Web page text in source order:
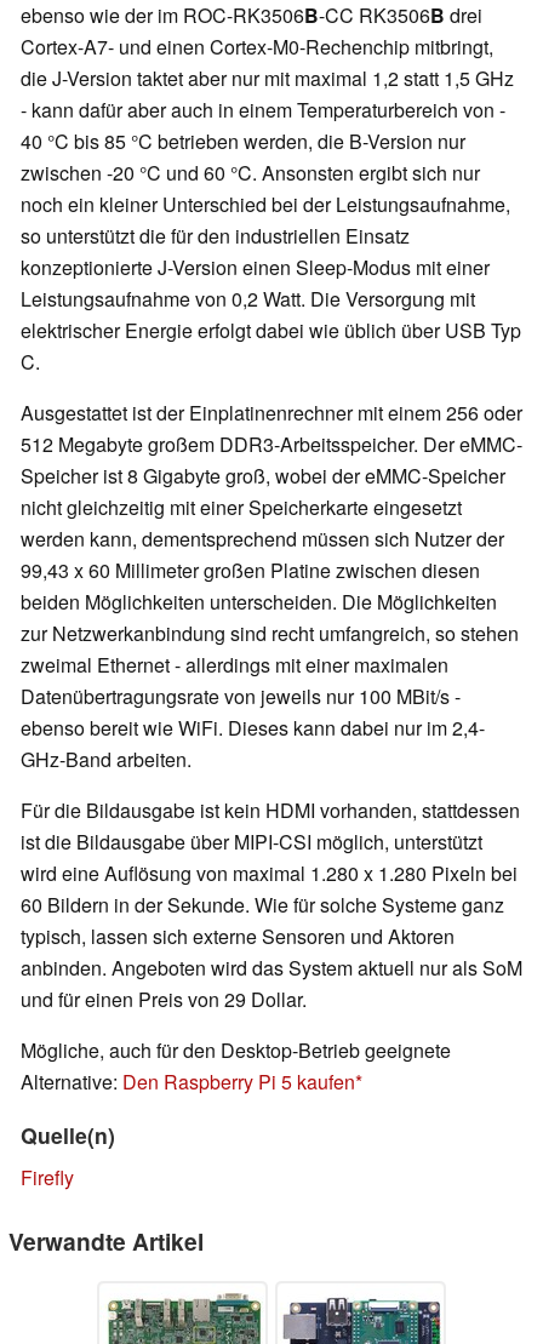
ebenso wie der im ROC-RK3506B-CC RK3506B drei
Cortex-A7- und einen Cortex-M0-Rechenchip mitbringt,
die J-Version taktet aber nur mit maximal 1,2 statt 1,5 GHz
- kann dafür aber auch in einem Temperaturbereich von -
40 °C bis 85 °C betrieben werden, die B-Version nur
zwischen -20 °C und 60 °C. Ansonsten ergibt sich nur
noch ein kleiner Unterschied bei der Leistungsaufnahme,
so unterstützt die für den industriellen Einsatz
konzeptionierte J-Version einen Sleep-Modus mit einer
Leistungsaufnahme von 0,2 Watt. Die Versorgung mit
elektrischer Energie erfolgt dabei wie üblich über USB Typ
C.
Ausgestattet ist der Einplatinenrechner mit einem 256 oder
512 Megabyte großem DDR3-Arbeitsspeicher. Der eMMC-
Speicher ist 8 Gigabyte groß, wobei der eMMC-Speicher
nicht gleichzeitig mit einer Speicherkarte eingesetzt
werden kann, dementsprechend müssen sich Nutzer der
99,43 x 60 Millimeter großen Platine zwischen diesen
beiden Möglichkeiten unterscheiden. Die Möglichkeiten
zur Netzwerkanbindung sind recht umfangreich, so stehen
zweimal Ethernet - allerdings mit einer maximalen
Datenübertragungsrate von jeweils nur 100 MBit/s -
ebenso bereit wie WiFi. Dieses kann dabei nur im 2,4-
GHz-Band arbeiten.
Für die Bildausgabe ist kein HDMI vorhanden, stattdessen
ist die Bildausgabe über MIPI-CSI möglich, unterstützt
wird eine Auflösung von maximal 1.280 x 1.280 Pixeln bei
60 Bildern in der Sekunde. Wie für solche Systeme ganz
typisch, lassen sich externe Sensoren und Aktoren
anbinden. Angeboten wird das System aktuell nur als SoM
und für einen Preis von 29 Dollar.
Mögliche, auch für den Desktop-Betrieb geeignete
Alternative: Den Raspberry Pi 5 kaufen
Quelle(n)
Firefly
Verwandte Artikel